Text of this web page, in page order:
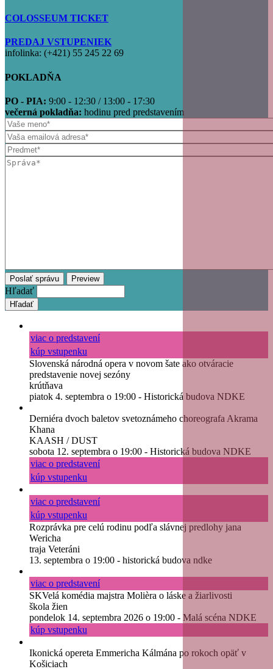
COLOSSEUM TICKET
PREDAJ VSTUPENIEK
infolinka: (+421) 55 245 22 69
POKLADŇA
PO - PIA: 9:00 - 12:30 / 13:00 - 17:30
večerná pokladňa: hodinu pred predstavením
Hľadať
viac o predstavení
kúp vstupenku
Slovenská národná opera v novom šate ako otváracie
predstavenie novej sezóny
krútňava
piatok 4. septembra o 19:00 - Historická budova NDKE
Derniéra dvoch baletov svetoznámeho choreografa Akrama
Khana
KAASH / DUST
sobota 12. septembra o 19:00 - Historická budova NDKE
viac o predstavení
kúp vstupenku
viac o predstavení
kúp vstupenku
Rozprávka pre celú rodinu podľa slávnej predlohy jana
Wericha
traja Veteráni
13. septembra o 19:00 - historická budova ndke
viac o predstavení
SKVelá komédia majstra Molièra o láske a žiarlivosti
škola žien
pondelok 14. septembra 2026 o 19:00 - Malá scéna NDKE
kúp vstupenku
Ikonická opereta Emmericha Kálmána po rokoch opäť v
Košiciach